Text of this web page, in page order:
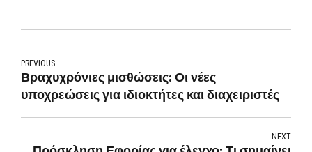
PREVIOUS
Βραχυχρόνιες μισθώσεις: Οι νέες
υποχρεώσεις για ιδιοκτήτες και διαχειριστές
NEXT